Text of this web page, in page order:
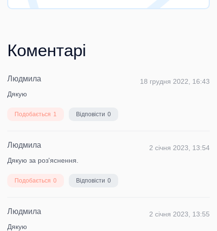
Коментарі
Людмила
18 грудня 2022, 16:43
Дякую
Подобається 1 Відповісти 0
Людмила
2 січня 2023, 13:54
Дякую за роз'яснення.
Подобається 0 Відповісти 0
Людмила
2 січня 2023, 13:55
Дякую